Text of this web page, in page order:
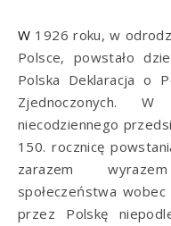
W 1926 roku, w odrodzonej zaledwie kilka lat wcześniej
Polsce, powstało
Polska Deklaracja o
Zjednoczonych.
niecodziennego
150. rocznicę
zarazem
społeczeństwa
przez Polskę